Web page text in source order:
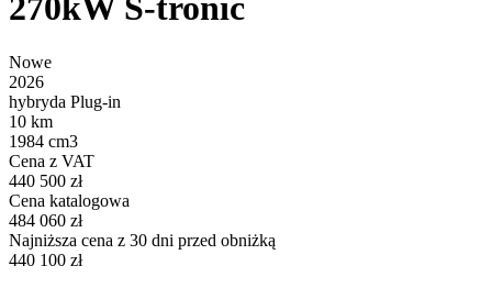
270kW S-tronic
Nowe
2026
hybryda Plug-in
10 km
1984 cm3
Cena z VAT
440 500 zł
Cena katalogowa
484 060 zł
Najniższa cena z 30 dni przed obniżką
440 100 zł